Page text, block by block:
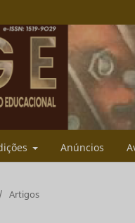
Anúncios
/ Artigos